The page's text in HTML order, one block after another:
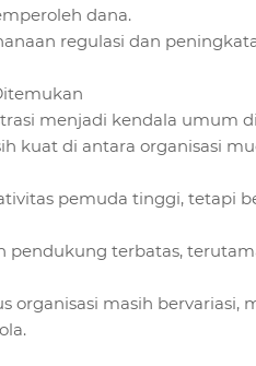
dana.
regulasi dan
menjadi kendala umum
kuat di antara organisasi
pemuda tinggi, tetapi
pendukung terbatas,
organisasi masih